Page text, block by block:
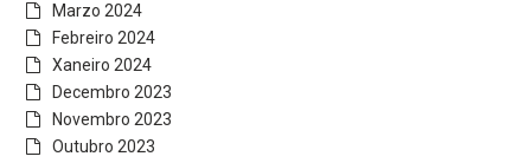
Marzo 2024
Febreiro 2024
Xaneiro 2024
Decembro 2023
Novembro 2023
Outubro 2023